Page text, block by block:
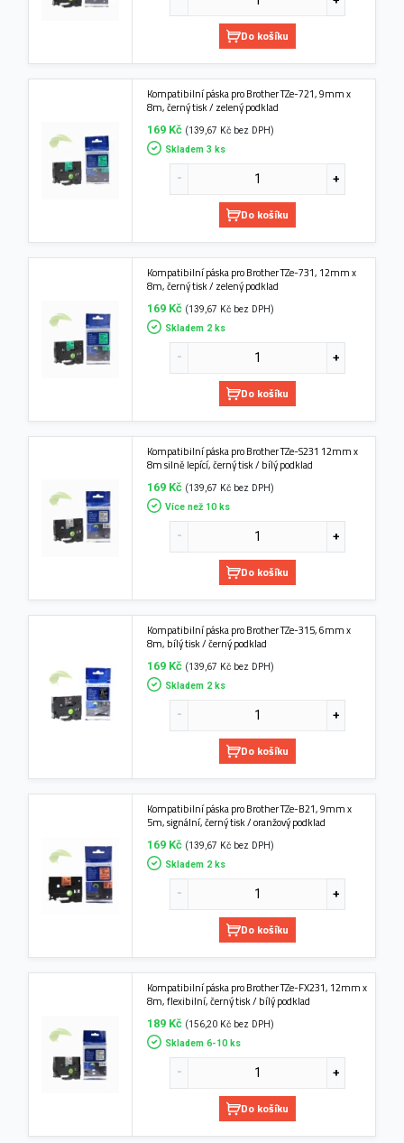
Do košíku
Kompatibilní páska pro Brother TZe-721, 9mm x
8m, černý tisk / zelený podklad
169 Kč (139,67 Kč bez DPH)
Skladem 3 ks
Do košíku
Kompatibilní páska pro Brother TZe-731, 12mm x
8m, černý tisk / zelený podklad
169 Kč (139,67 Kč bez DPH)
Skladem 2 ks
Do košíku
Kompatibilní páska pro Brother TZe-S231 12mm x
8m silně lepící, černý tisk / bílý podklad
169 Kč (139,67 Kč bez DPH)
Více než 10 ks
Do košíku
Kompatibilní páska pro Brother TZe-315, 6mm x
8m, bílý tisk / černý podklad
169 Kč (139,67 Kč bez DPH)
Skladem 2 ks
Do košíku
Kompatibilní páska pro Brother TZe-B21, 9mm x
5m, signální, černý tisk / oranžový podklad
169 Kč (139,67 Kč bez DPH)
Skladem 2 ks
Do košíku
Kompatibilní páska pro Brother TZe-FX231, 12mm x
8m, flexibilní, černý tisk / bílý podklad
189 Kč (156,20 Kč bez DPH)
Skladem 6-10 ks
Do košíku